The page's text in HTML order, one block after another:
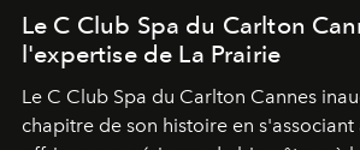
Le C Club Spa du Carlton
l'expertise de La Prairie
Le C Club Spa du Carlton Cannes
chapitre de son histoire en s'associant